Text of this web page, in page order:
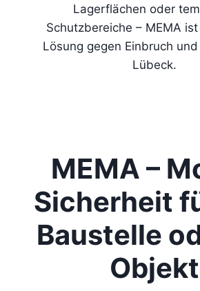
Lagerflächen oder
Schutzbereiche – MEMA
Lösung gegen Einbruch
Lübeck.
MEMA –
Sicherheit
Baustelle
Objekt